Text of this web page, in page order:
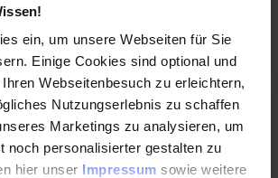
ein, um unsere Webseiten für Sie
Einige Cookies sind optional und
Webseitenbesuch zu erleichtern,
Nutzungserlebnis zu schaffen
Marketings zu analysieren, um
noch personalisierter gestalten zu
hier unser Impressum sowie weitere
wird seine Dominanz
Wettbewerb der
zulassen